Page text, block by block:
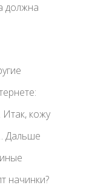
должна
Итак, кожу
Дальше
начинки?